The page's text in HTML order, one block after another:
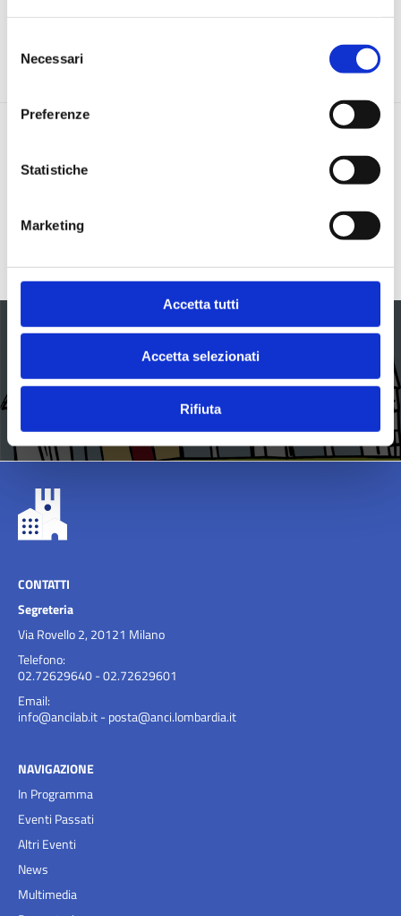
delNecessari
Preferenze
Statistiche
Marketing
Accetta tutti
Accetta selezionati
Rifiuta
Di seguito è possibile procedere all'iscrizione alle singole
ISCRIZIONE WEBINAR
ONLINE,
RIFERIMENTO
TELEFONO: 0272629601
BENI CONFISCATI - Webinar per i
Comuni e PdZ 2026
CONTATTI
Segreteria
Via Rovello 2, 20121 Milano
Telefono:
02.72629640 - 02.72629601
Email:
info@ancilab.it- posta@anci.lombardia.it
NAVIGAZIONE
In Programma
Eventi Passati
Altri Eventi
News
Multimedia